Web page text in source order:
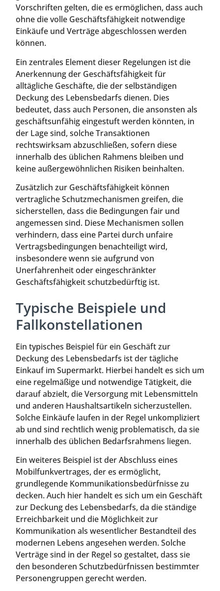
Vorschriften gelten, die es ermöglichen, dass auch
ohne die volle Geschäftsfähigkeit notwendige
Einkäufe und Verträge abgeschlossen werden
können.
Ein zentrales Element dieser Regelungen ist die
Anerkennung der Geschäftsfähigkeit für
alltägliche Geschäfte, die der selbständigen
Deckung des Lebensbedarfs dienen. Dies
bedeutet, dass auch Personen, die ansonsten als
geschäftsunfähig eingestuft werden könnten, in
der Lage sind, solche Transaktionen
rechtswirksam abzuschließen, sofern diese
innerhalb des üblichen Rahmens bleiben und
keine außergewöhnlichen Risiken beinhalten.
Zusätzlich zur Geschäftsfähigkeit können
vertragliche Schutzmechanismen greifen, die
sicherstellen, dass die Bedingungen fair und
angemessen sind. Diese Mechanismen sollen
verhindern, dass eine Partei durch unfaire
Vertragsbedingungen benachteiligt wird,
insbesondere wenn sie aufgrund von
Unerfahrenheit oder eingeschränkter
Geschäftsfähigkeit schutzbedürftig ist.
Typische Beispiele und
Fallkonstellationen
Ein typisches Beispiel für ein Geschäft zur
Deckung des Lebensbedarfs ist der tägliche
Einkauf im Supermarkt. Hierbei handelt es sich um
eine regelmäßige und notwendige Tätigkeit, die
darauf abzielt, die Versorgung mit Lebensmitteln
und anderen Haushaltsartikeln sicherzustellen.
Solche Einkäufe laufen in der Regel unkompliziert
ab und sind rechtlich wenig problematisch, da sie
innerhalb des üblichen Bedarfsrahmens liegen.
Ein weiteres Beispiel ist der Abschluss eines
Mobilfunkvertrages, der es ermöglicht,
grundlegende Kommunikationsbedürfnisse zu
decken. Auch hier handelt es sich um ein Geschäft
zur Deckung des Lebensbedarfs, da die ständige
Erreichbarkeit und die Möglichkeit zur
Kommunikation als wesentlicher Bestandteil des
modernen Lebens angesehen werden. Solche
Verträge sind in der Regel so gestaltet, dass sie
den besonderen Schutzbedürfnissen bestimmter
Personengruppen gerecht werden.